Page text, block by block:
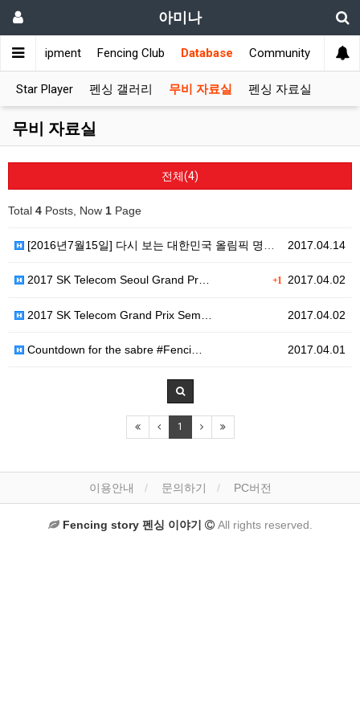
아미나
Equipment Fencing Club Database Community
Star Player 펜싱 갤러리 무비 자료실 펜싱 자료실
무비 자료실
전체(4)
Total 4 Posts, Now 1 Page
2017.04.14
[2016년7월15일] 다시 보는 대한민국 올림픽 명승…
+1 2017.04.02
2017 SK Telecom Seoul Grand Pr…
2017.04.02
2017 SK Telecom Grand Prix Sem…
2017.04.01
Countdown for the sabre #Fenci…
1
이용안내 문의하기 PC버전
Fencing story 펜싱 이야기 All rights reserved.